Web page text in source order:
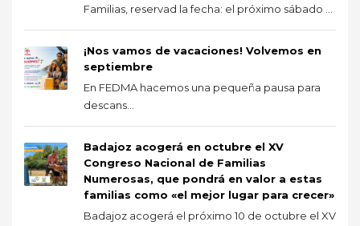
Familias, reservad la fecha: el próximo sábado ...
¡Nos vamos de vacaciones! Volvemos en
septiembre
En FEDMA hacemos una pequeña pausa para
descans...
Badajoz acogerá en octubre el XV
Congreso Nacional de Familias
Numerosas, que pondrá en valor a estas
familias como «el mejor lugar para crecer»
Badajoz acogerá el próximo 10 de octubre el XV